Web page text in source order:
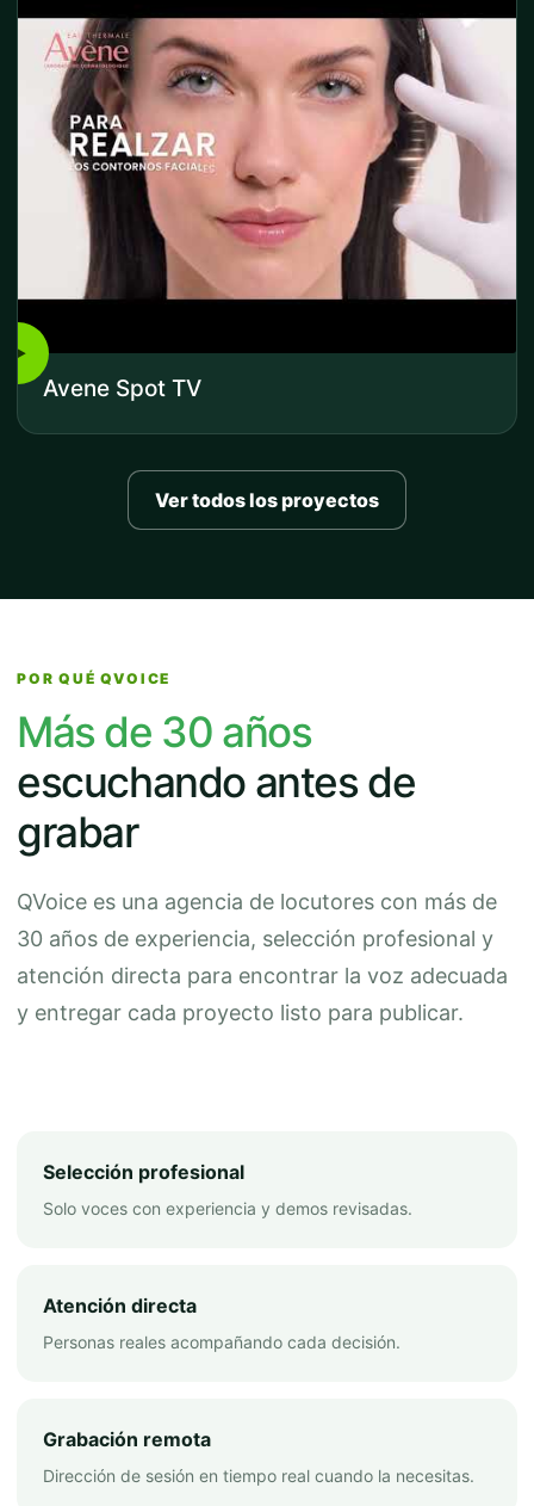
▶
Avene Spot TV
Ver todos los proyectos
POR QUÉ QVOICE
Más de 30 años
escuchando antes de
grabar
QVoice es una agencia de locutores con más de
30 años de experiencia, selección profesional y
atención directa para encontrar la voz adecuada
y entregar cada proyecto listo para publicar.
Selección profesional
Solo voces con experiencia y demos revisadas.
Atención directa
Personas reales acompañando cada decisión.
Grabación remota
Dirección de sesión en tiempo real cuando la necesitas.